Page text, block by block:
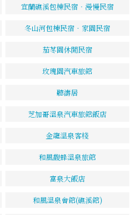
宜蘭礁溪包棟民宿‧漫慢民宿
冬山河包棟民宿‧家園民宿
茄苳園休閒民宿
玫瑰園汽車旅館
聽濤居
芝加哥溫泉汽車旅館飯店
金龍溫泉客棧
和風馥蜂溫泉旅館
富泉大飯店
和風溫泉會館(礁溪館)